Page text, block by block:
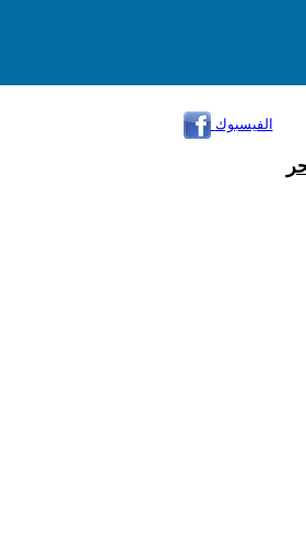
الفيسبوك